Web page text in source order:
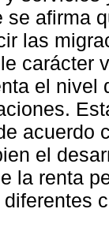
se afirma
las
carácter
el nivel
acuerdo
el
la renta